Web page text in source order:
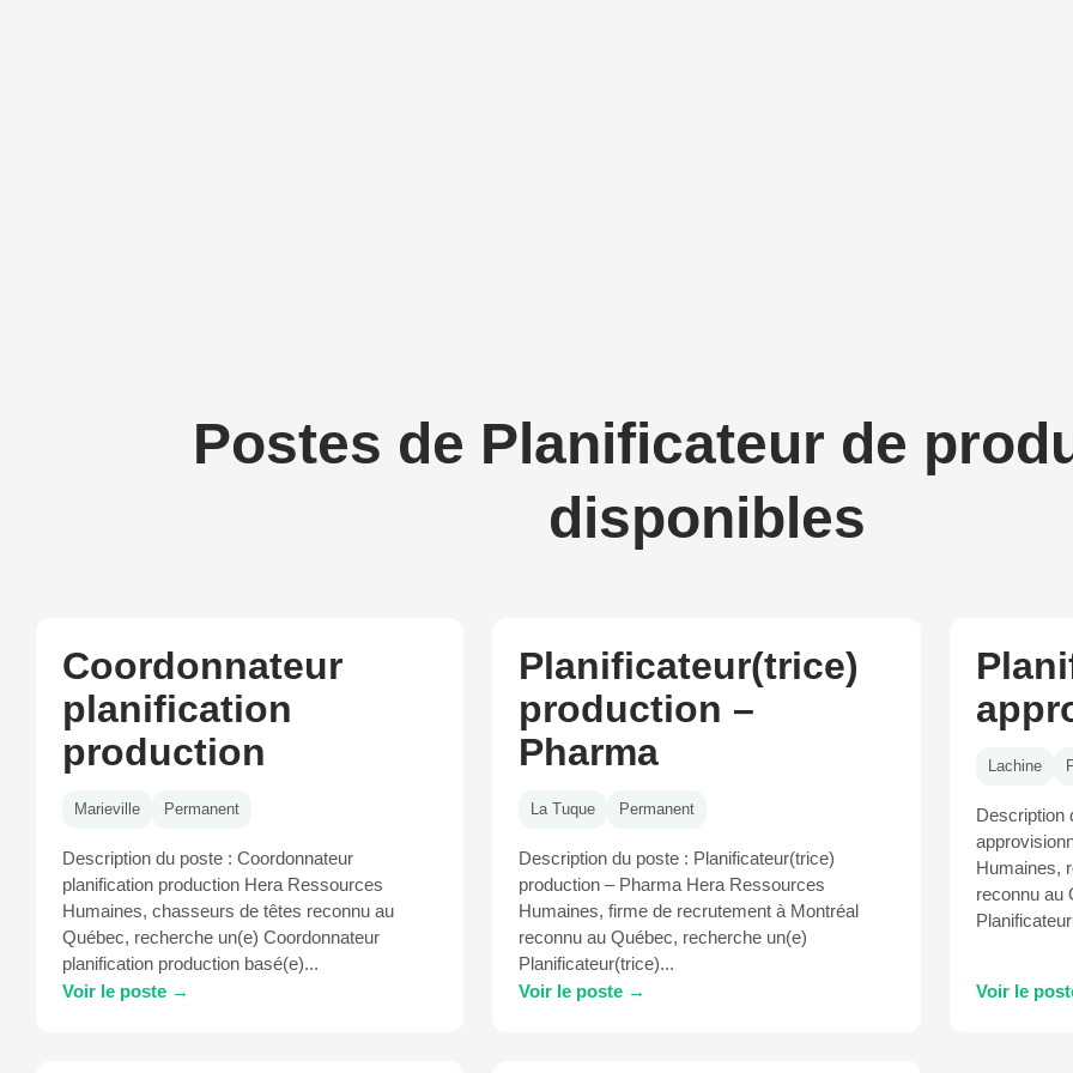
Postes de Planificateur de
disponibles
Coordonnateur
planification
production
Marieville Permanent
Description du poste : Coordonnateur
planification production Hera Ressources
Humaines, chasseurs de têtes reconnu au
Québec, recherche un(e) Coordonnateur
planification production basé(e)...
Voir le poste →
Planificateur(trice)
production –
Pharma
La Tuque Permanent
Description du poste : Planificateur(trice)
production – Pharma Hera Ressources
Humaines, firme de recrutement à Montréal
reconnu au Québec, recherche un(e)
Planificateur(trice)...
Voir le poste →
Lachine
Description
Humaines,
reconnu au
Voir le